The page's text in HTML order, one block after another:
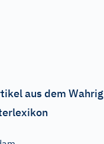
aus dem Wahrig